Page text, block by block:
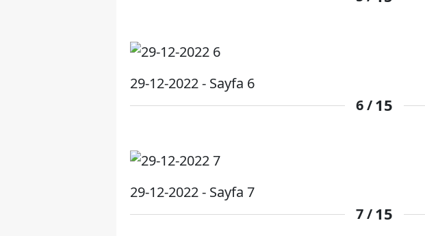
29-12-2022 - Sayfa 6
6 / 15
29-12-2022 - Sayfa 7
7 / 15